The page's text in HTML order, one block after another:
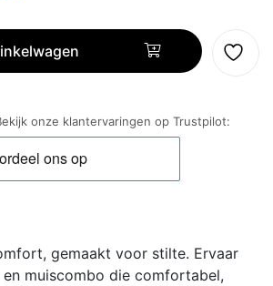
onze klantervaringen op Trustpilot:
gemaakt voor stilte. Ervaar
muiscombo die comfortabel,